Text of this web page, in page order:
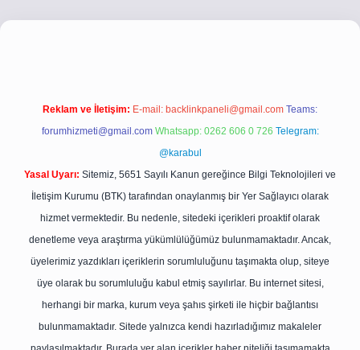
betci girişbetci girişhiltonbet yeni giriş
Reklam ve İletişim: E-mail: backlinkpaneli@gmail.com Teams:
forumhizmeti@gmail.com Whatsapp: 0262 606 0 726 Telegram:
@karabul
Yasal Uyarı: Sitemiz, 5651 Sayılı Kanun gereğince Bilgi Teknolojileri ve
İletişim Kurumu (BTK) tarafından onaylanmış bir Yer Sağlayıcı olarak
hizmet vermektedir. Bu nedenle, sitedeki içerikleri proaktif olarak
denetleme veya araştırma yükümlülüğümüz bulunmamaktadır. Ancak,
üyelerimiz yazdıkları içeriklerin sorumluluğunu taşımakta olup, siteye
üye olarak bu sorumluluğu kabul etmiş sayılırlar. Bu internet sitesi,
herhangi bir marka, kurum veya şahıs şirketi ile hiçbir bağlantısı
bulunmamaktadır. Sitede yalnızca kendi hazırladığımız makaleler